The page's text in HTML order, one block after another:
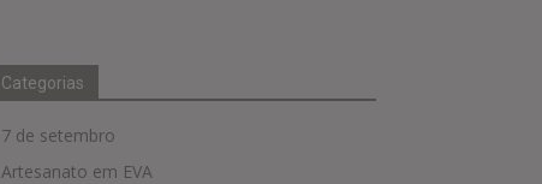
Categorias
7 de setembro
Artesanato em EVA